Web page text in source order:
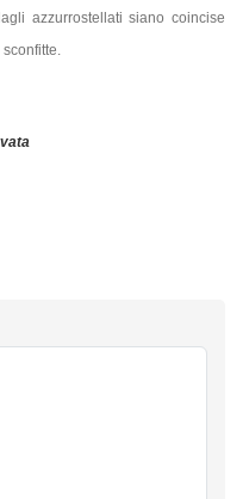
azzurrostellati siano coincise